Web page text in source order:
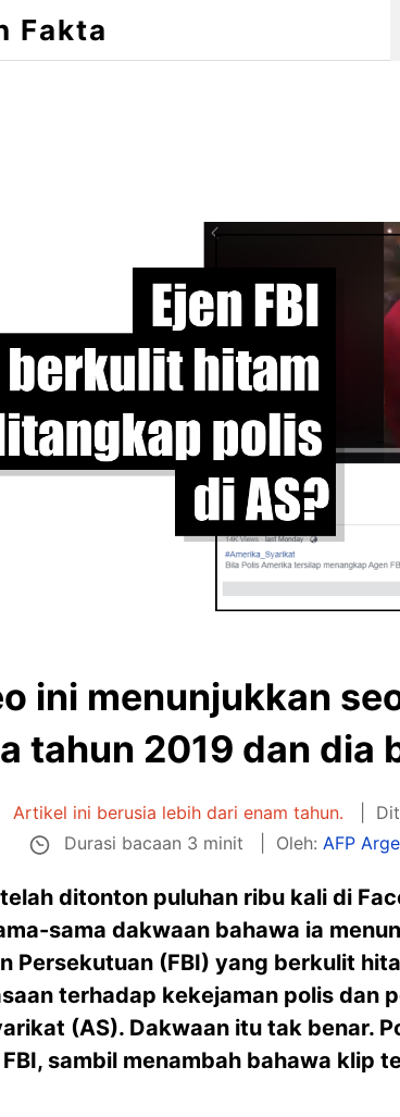
Fakta
ini menunjukkan
tahun 2019 dan dia
Artikel ini berusia lebih dari enam tahun.
Durasi bacaan 3 minit
Oleh: AFP
ditonton puluhan ribu kali di
sama dakwaan bahawa ia
Persekutuan (FBI) yang berkulit
terhadap kekejaman polis dan
(AS). Dakwaan itu tak benar.
sambil menambah bahawa klip